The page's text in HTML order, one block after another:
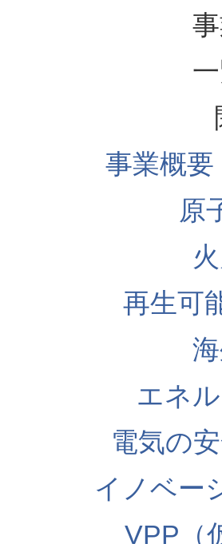
事業概
原
再生可
エネ
電気の
イノベー
VPP（